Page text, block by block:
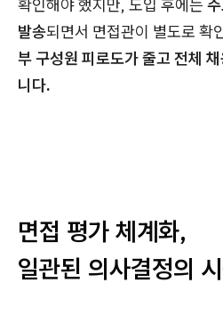
확인해야 했지만, 도입 후에는
발송되면서 면접관이 별도로 확
부 구성원 피로도가 줄고 전체
니다.
면접 평가 체계화,
일관된 의사결정의